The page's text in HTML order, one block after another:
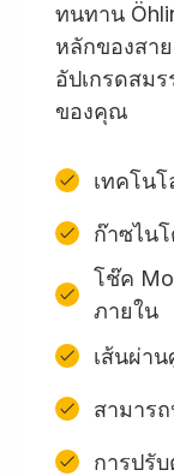
ทนทาน
หลักของสา
อัปเกรดสม
ของคุณ
เทคโน
ก๊าซไน
โช๊ค
ภายใน
เส้นผ่า
สามาร
การปรั